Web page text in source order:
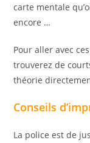
carte mentale
encore …
Pour aller avec
trouverez de
théorie
Conseils
La police est de